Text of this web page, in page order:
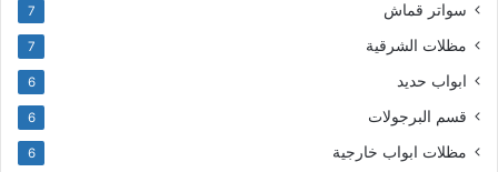
سواتر قماش 7
مظلات الشرقية 7
ابواب حديد 6
قسم البرجولات 6
مظلات ابواب خارجية 6